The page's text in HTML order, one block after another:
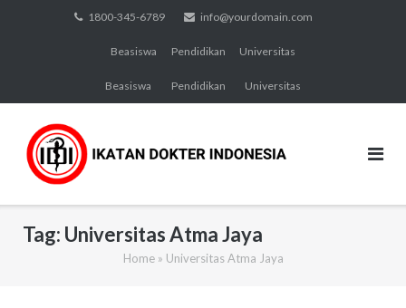
1800-345-6789 info@yourdomain.com
Beasiswa Pendidikan Universitas
Beasiswa Pendidikan Universitas
Tag: Universitas Atma Jaya
Home» Universitas Atma Jaya